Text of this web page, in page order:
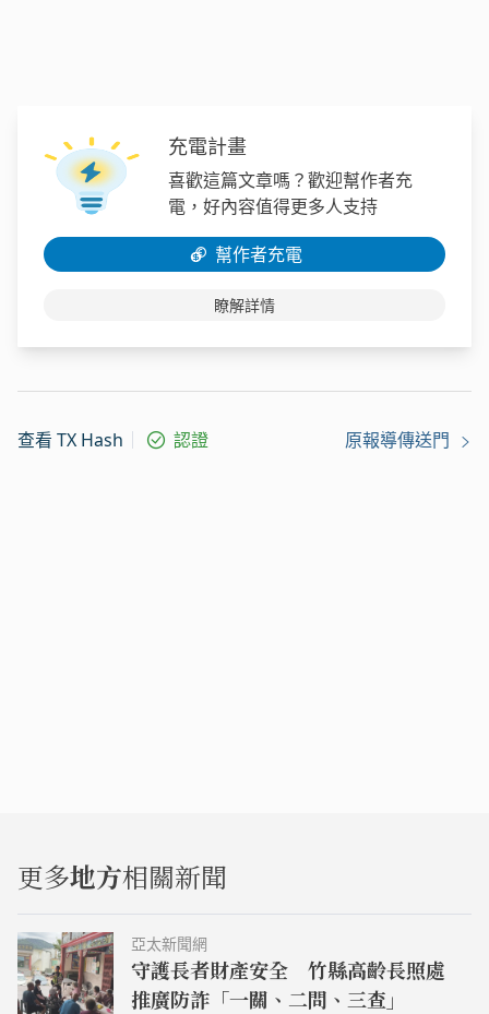
充電計畫
喜歡這篇文章嗎？歡迎幫作者充
電，好內容值得更多人支持
幫作者充電
瞭解詳情
查看 TX Hash 認證 原報導傳送門
更多地方相關新聞
亞太新聞網
守護長者財產安全 竹縣高齡長照處
推廣防詐「一關、二問、三查」